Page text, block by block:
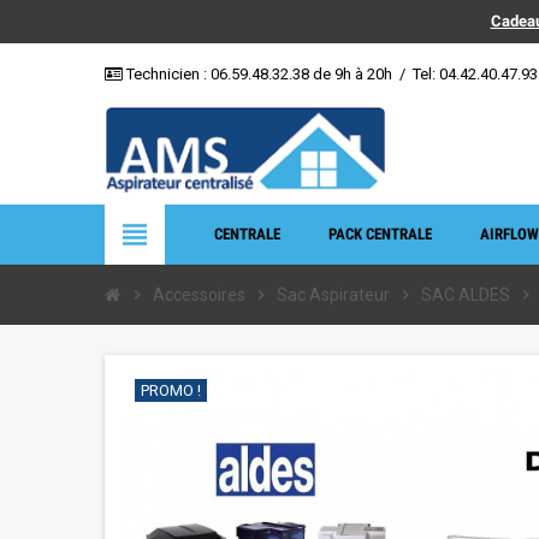
Technicien : 06.59.48.32.38 de 9h à 20h / Tel: 04.42.40.47.93
view_headline CENTRALE PACK CENTRALE AIRFLOW
chevron_right Accessoires chevron_right Sac Aspirateur chevron_right SAC ALDES chevron_right
PROMO !